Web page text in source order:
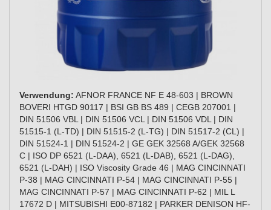
Verwendung: AFNOR FRANCE NF E 48-603 | BROWN
BOVERI HTGD 90117 | BSI GB BS 489 | CEGB 207001 |
DIN 51506 VBL | DIN 51506 VCL | DIN 51506 VDL | DIN
51515-1 (L-TD) | DIN 51515-2 (L-TG) | DIN 51517-2 (CL) |
DIN 51524-1 | DIN 51524-2 | GE GEK 32568 A/GEK 32568
C | ISO DP 6521 (L-DAA), 6521 (L-DAB), 6521 (L-DAG),
6521 (L-DAH) | ISO Viscosity Grade 46 | MAG CINCINNATI
P-38 | MAG CINCINNATI P-54 | MAG CINCINNATI P-55 |
MAG CINCINNATI P-57 | MAG CINCINNATI P-62 | MIL L
17672 D | MITSUBISHI E00-87182 | PARKER DENISON HF-